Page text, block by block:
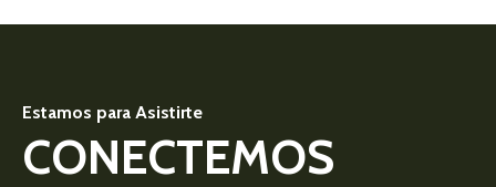
Estamos para Asistirte
CONECTEMOS